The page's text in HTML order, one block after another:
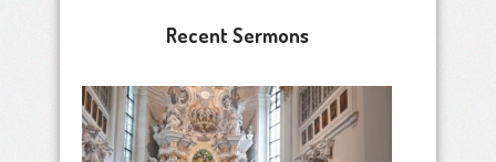
Recent Sermons